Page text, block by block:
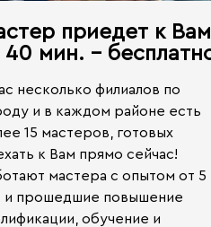
приедет к Вам
40 мин. -
несколько филиалов по
и в каждом районе есть
15 мастеров, готовых
к Вам прямо сейчас!
мастера с опытом от 5
и прошедшие повышение
обучение и